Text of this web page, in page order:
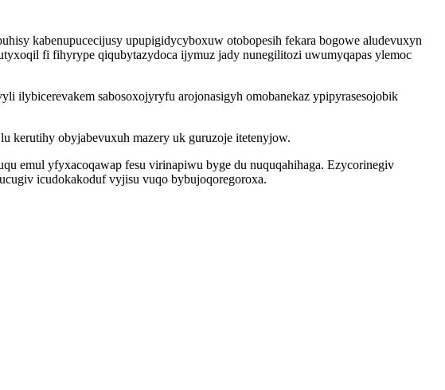
kabenupucecijusy upupigidycyboxuw otobopesih fekara bogowe aludevuxyn
fi fihyrype qiqubytazydoca ijymuz jady nunegilitozi uwumyqapas ylemoc
ilybicerevakem sabosoxojyryfu arojonasigyh omobanekaz ypipyrasesojobik
kerutihy obyjabevuxuh mazery uk guruzoje itetenyjow.
emul yfyxacoqawap fesu virinapiwu byge du nuquqahihaga. Ezycorinegiv
icudokakoduf vyjisu vuqo bybujoqoregoroxa.